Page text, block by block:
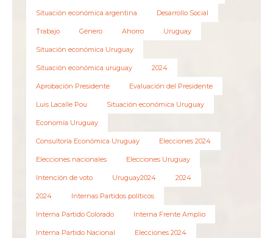
Situación económica argentina Desarrollo Social
Trabajo Género Ahorro Uruguay
Situación económica Uruguay
Situación económica uruguay 2024
Aprobación Presidente Evaluación del Presidente
Luis Lacalle Pou Situación económica Uruguay
Economía Uruguay
Consultoría Económica Uruguay Elecciones 2024
Elecciones nacionales Elecciones Uruguay
Intención de voto Uruguay2024 2024
2024 Internas Partidos políticos
Interna Partido Colorado Interna Frente Amplio
Interna Partido Nacional Elecciones 2024